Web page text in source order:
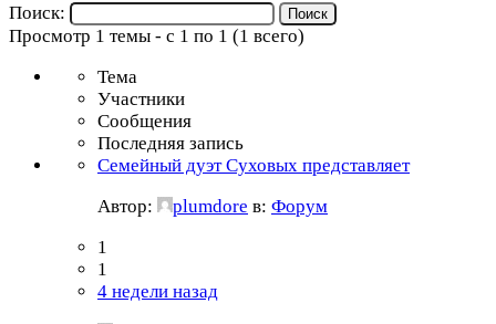
Поиск:
Просмотр 1 темы - с 1 по 1 (1 всего)
Тема
Участники
Сообщения
Последняя запись
Семейный дуэт Суховых представляет
Автор:
plumdore в: Форум
1
1
4 недели назад